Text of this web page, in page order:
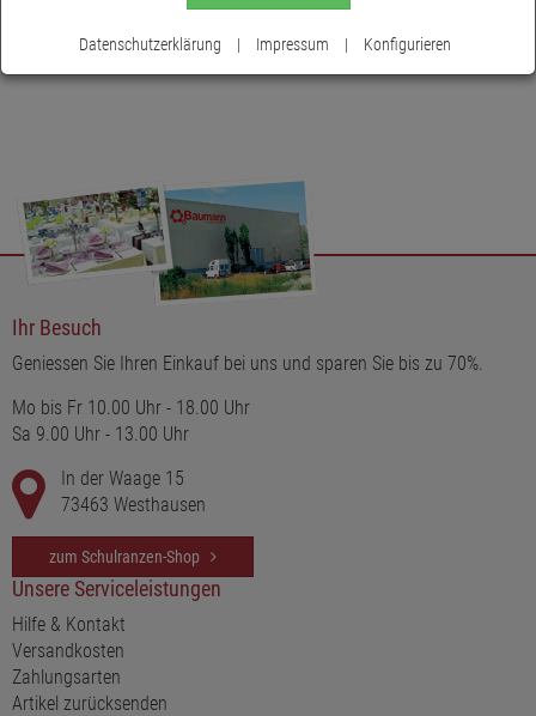
Ihr Besuch
Geniessen Sie Ihren Einkauf bei uns und sparen Sie bis zu 70%.
Mo bis Fr 10.00 Uhr - 18.00 Uhr
Sa 9.00 Uhr - 13.00 Uhr
In der Waage 15
73463 Westhausen
zum Schulranzen-Shop
Unsere Serviceleistungen
Hilfe & Kontakt
Versandkosten
Zahlungsarten
Artikel zurücksenden
Datenschutzerklärung | Impressum | Konfigurieren